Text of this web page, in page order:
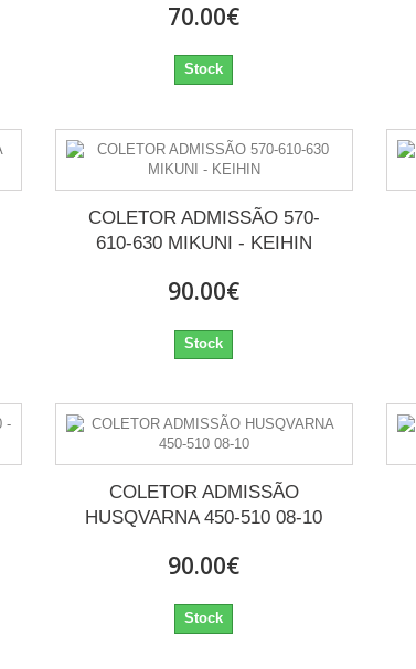
70.00€
Stock
COLETOR ADMISSÃO 570-
610-630 MIKUNI - KEIHIN
90.00€
Stock
COLETOR ADMISSÃO
HUSQVARNA 450-510 08-10
90.00€
Stock